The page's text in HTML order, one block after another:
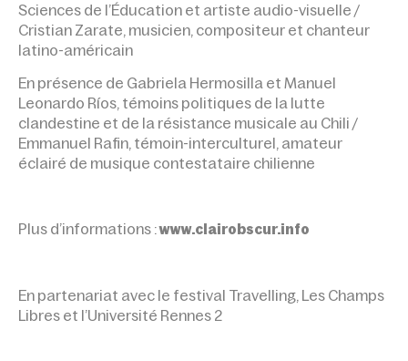
Sciences de l’Éducation et artiste audio-visuelle /
Cristian Zarate, musicien, compositeur et chanteur
latino-américain
En présence de Gabriela Hermosilla et Manuel
Leonardo Ríos, témoins politiques de la lutte
clandestine et de la résistance musicale au Chili /
Emmanuel Rafin, témoin-interculturel, amateur
éclairé de musique contestataire chilienne
Plus d’informations :www.clairobscur.info
En partenariat avec le festival Travelling, Les Champs
Libres et l’Université Rennes 2